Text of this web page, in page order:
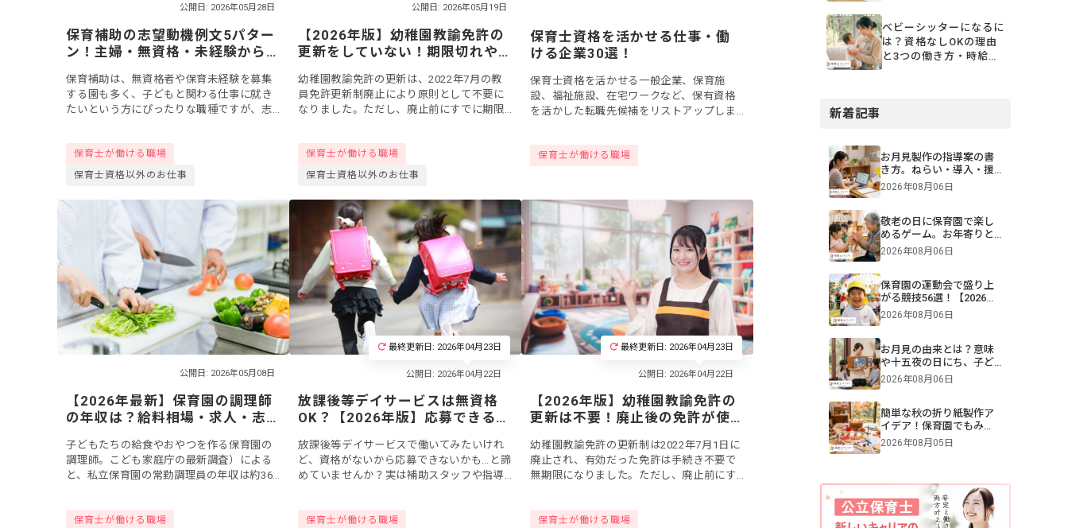
公開日: 2026年05月28日
保育補助の志望動機例文5パター
ン！主婦・無資格・未経験から
き】
保育補助は、無資格者や保育未経験を募集
する園も多く、子どもと関わる仕事に就き
たいという方にぴったりな職種ですが、志
て保育補助...
保育士が働ける職場
保育士資格以外のお仕事
公開日: 2026年05月19日
【2026年版】幼稚園教諭免許の
更新をしていない！期限切れや
介
幼稚園教諭免許の更新は、2022年7月の教
員免許更新制廃止により原則として不要に
なりました。ただし、廃止前にすでに期限
対応方...
保育士が働ける職場
保育士資格以外のお仕事
保育士資格を活かせる仕事・働
ける企業30選！
保育士資格を活かせる一般企業、保育施
設、福祉施設、在宅ワークなど、保有資格
を活かした転職先候補をリストアップしま
保育士が働ける職場
公開日: 2026年05月08日
【2026年最新】保育園の調理師
の年収は？給料相場・求人・志
子どもたちの給食やおやつを作る保育園の
調理師。こども家庭庁の最新調査）による
と、私立保育園の常勤調理員の年収は約365
求...
保育士が働ける職場
最終更新日: 2026年04月23日
放課後等デイサービスは無資格
OK？【2026年版】応募できる職
を解説
放課後等デイサービスで働いてみたいけれ
ど、資格がないから応募できないかも…と諦
めていませんか？実は補助スタッフや指導
と仕事...
保育士が働ける職場
最終更新日: 2026年04月23日
【2026年版】幼稚園教諭免許の
更新は不要！廃止後の免許が使
の再授与手続き
幼稚園教諭免許の更新制は2022年7月1日に
廃止され、有効だった免許は手続き不要で
無期限になりました。ただし、廃止前にす
使え...
保育士が働ける職場
ベビーシッターになるに
は？資格なしOKの理由
と3つの働き方・時給相
新着記事
お月見製作の指導案の書
き方。ねらい・導入・援
助を年齢別に解説【保
2026年08月06日
敬老の日に保育園で楽し
めるゲーム。お年寄りと
交流できる遊びや伝承遊
2026年08月06日
保育園の運動会で盛り上
がる競技56選！【2026年
版】0・1・2・3・4・5歳
2026年08月06日
お月見の由来とは？意味
や十五夜の日にち、子ど
もへの伝え方【2026年最
2026年08月06日
簡単な秋の折り紙製作ア
イデア！保育園でもみ
じ・きのこ・トンボを作
2026年08月05日